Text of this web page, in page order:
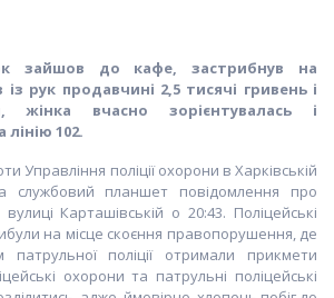
зайшов до кафе, застрибнув на
рук продавчині 2,5 тисячі гривень і
вчасно зорієнтувалась і
102.
Управління поліції охорони в Харківській
службовий планшет повідомлення про
Карташівській о 20:43. Поліцейські
на місце скоєння правопорушення, де
патрульної поліції отримали прикмети
охорони та патрульні поліцейські